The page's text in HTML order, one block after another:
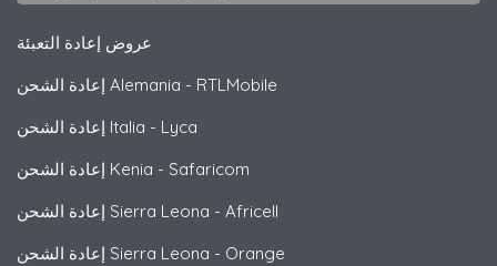
عروض إعادة التعبئة
إعادة الشحن Alemania - RTLMobile
إعادة الشحن Italia - Lyca
إعادة الشحن Kenia - Safaricom
إعادة الشحن Sierra Leona - Africell
إعادة الشحن Sierra Leona - Orange